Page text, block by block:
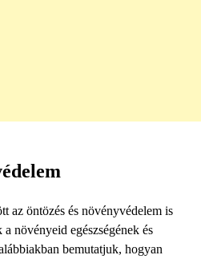
az öntözés és növényvédelem is
növényeid egészségének és
bemutatjuk, hogyan